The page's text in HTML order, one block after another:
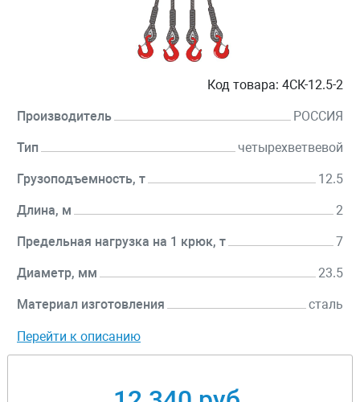
Код товара: 4СК-12.5-2
Производитель РОССИЯ
Тип четырехветвевой
Грузоподъемность, т 12.5
Длина, м 2
Предельная нагрузка на 1 крюк, т 7
Диаметр, мм 23.5
Материал изготовления сталь
Перейти к описанию